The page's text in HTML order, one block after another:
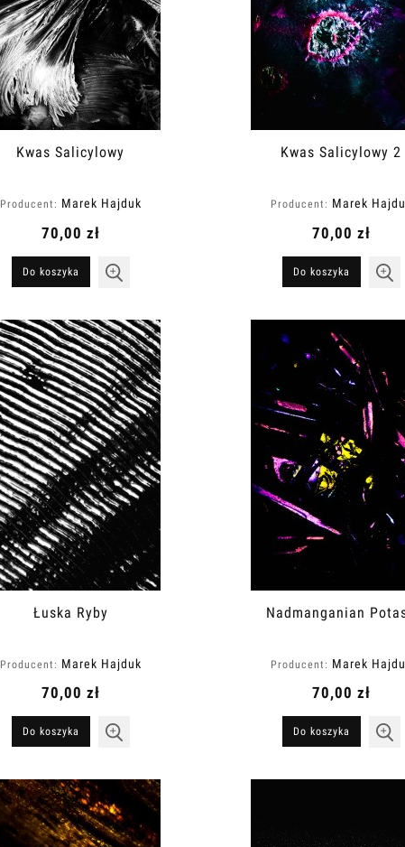
Kwas Salicylowy
Producent: Marek Hajduk
70,00 zł
Do koszyka
Kwas Salicylowy 2
Producent: Marek
70,00 zł
Do koszyka
Łuska Ryby
Producent: Marek Hajduk
70,00 zł
Do koszyka
Nadmanganian
Producent: Marek
70,00 zł
Do koszyka